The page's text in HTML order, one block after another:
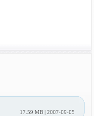
17.59 MB | 2007-09-05